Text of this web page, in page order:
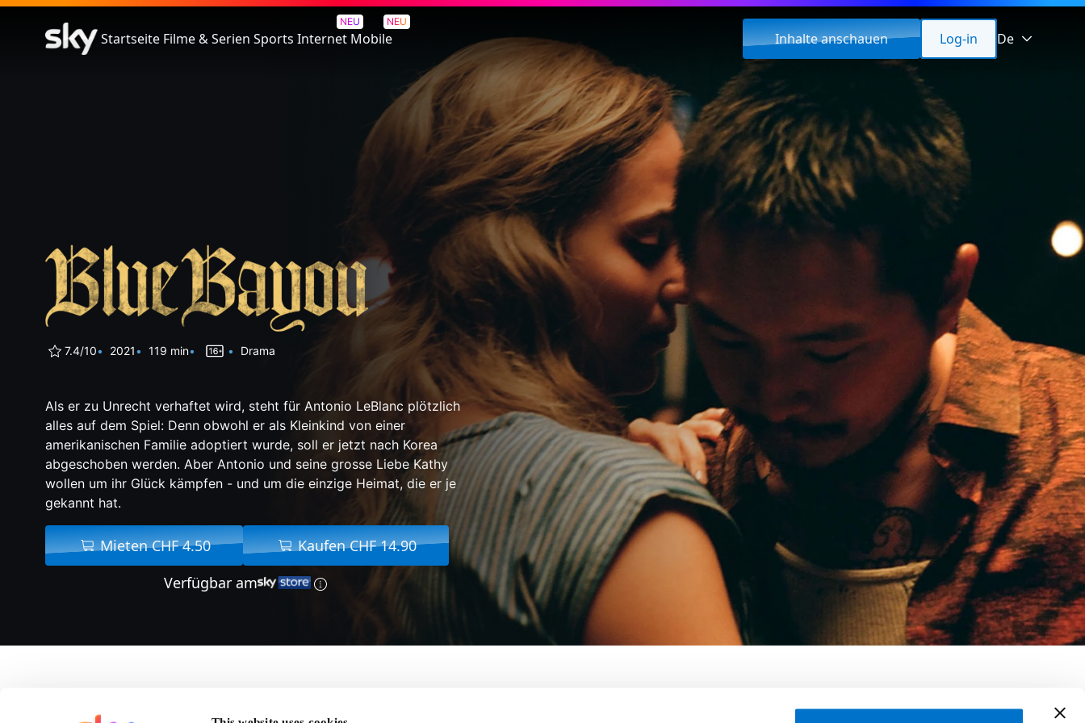
Startseite Filme & Serien Sports
NEU
Internet
NEU
Mobile Inhalte anschauen Log-in De
Blue Bayou
7.4/10 2021 119 min Drama
Als er zu Unrecht verhaftet wird, steht für Antonio LeBlanc plötzlich
alles auf dem Spiel: Denn obwohl er als Kleinkind von einer
amerikanischen Familie adoptiert wurde, soll er jetzt nach Korea
abgeschoben werden. Aber Antonio und seine grosse Liebe Kathy
wollen um ihr Glück kämpfen - und um die einzige Heimat, die er je
gekannt hat.
Mieten CHF 4.50
Kaufen CHF 14.90
Verfügbar am